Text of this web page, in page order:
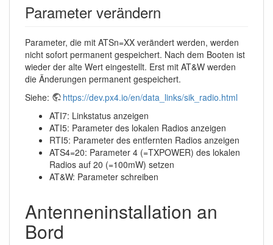
Parameter verändern
Parameter, die mit ATSn=XX verändert werden, werden
nicht sofort permanent gespeichert. Nach dem Booten ist
wieder der alte Wert eingestellt. Erst mit AT&W werden
die Änderungen permanent gespeichert.
Siehe:
https://dev.px4.io/en/data_links/sik_radio.html
ATI7: Linkstatus anzeigen
ATI5: Parameter des lokalen Radios anzeigen
RTI5: Parameter des entfernten Radios anzeigen
ATS4=20: Parameter 4 (=TXPOWER) des lokalen
Radios auf 20 (=100mW) setzen
AT&W: Parameter schreiben
Antenneninstallation an
Bord